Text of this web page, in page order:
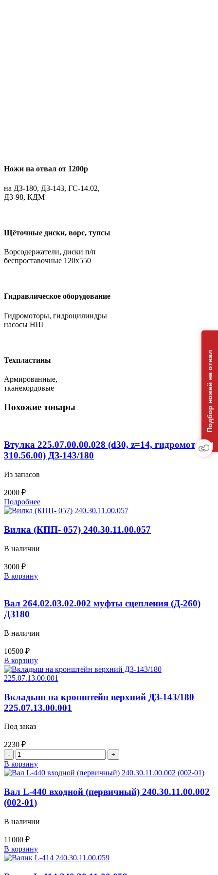
Ножи на отвал от 1200р
на ДЗ-180, ДЗ-143, ГС-14.02,
ДЗ-98, КДМ
Щёточные диски, ворс, тупсы
Ворсодержатели, диски п/п
беспроставочные 120х550
Гидравлическое оборудование
Гидромоторы, гидроцилиндры
насосы НШ
Техпластины
Армированные,
тканекордовые
Похожие товары
Втулка 225.07.00.00.028 (d30, z=14, гидромотора
310.56.00) ДЗ-143/180
Из запасов
2000 ₽
Подробнее
Вилка (КПП- 057) 240.30.11.00.057
В наличии
3000 ₽
Количество
(КПП-
057)
240.30.11.00.057
В корзину
Вал 264.02.03.02.002 муфты сцепления (Д-260)
ДЗ180
В наличии
10500 ₽
Количество
товара
Вал
муфты
сцепления
(Д-260)
В корзину
Вкладыш на кронштейн верхний ДЗ-143/180
225.07.13.00.001
Под заказ
2230 ₽
Количество
товара
Вкладыш
кронштейн
верхний
ДЗ-143/180
В корзину
Вал L-440 входной (первичный) 240.30.11.00.002
(002-01)
В наличии
11000 ₽
Количество
товара
В корзину
Подбор ножей на отвал